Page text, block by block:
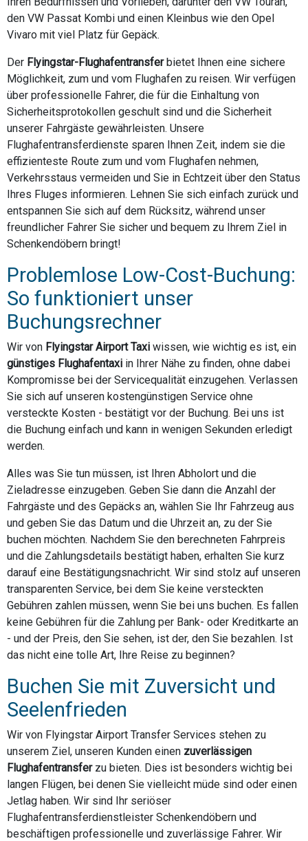
den VW Passat Kombi und einen Kleinbus wie den Opel
Vivaro mit viel Platz für Gepäck.
Der Flyingstar-Flughafentransferbietet Ihnen eine sichere
Möglichkeit, zum und vom Flughafen zu reisen. Wir verfügen
über professionelle Fahrer, die für die Einhaltung von
Sicherheitsprotokollen geschult sind und die Sicherheit
unserer Fahrgäste gewährleisten. Unsere
Flughafentransferdienste sparen Ihnen Zeit, indem sie die
effizienteste Route zum und vom Flughafen nehmen,
Verkehrsstaus vermeiden und Sie in Echtzeit über den Status
Ihres Fluges informieren. Lehnen Sie sich einfach zurück und
entspannen Sie sich auf dem Rücksitz, während unser
freundlicher Fahrer Sie sicher und bequem zu Ihrem Ziel in
Schenkendöbern bringt!
Problemlose Low-Cost-Buchung:
So funktioniert unser
Buchungsrechner
Wir von Flyingstar Airport Taxi wissen, wie wichtig es ist, ein
günstiges Flughafentaxi in Ihrer Nähe zu finden, ohne dabei
Kompromisse bei der Servicequalität einzugehen. Verlassen
Sie sich auf unseren kostengünstigen Service ohne
versteckte Kosten - bestätigt vor der Buchung. Bei uns ist
die Buchung einfach und kann in wenigen Sekunden erledigt
werden.
Alles was Sie tun müssen, ist Ihren Abholort und die
Zieladresse einzugeben. Geben Sie dann die Anzahl der
Fahrgäste und des Gepäcks an, wählen Sie Ihr Fahrzeug aus
und geben Sie das Datum und die Uhrzeit an, zu der Sie
buchen möchten. Nachdem Sie den berechneten Fahrpreis
und die Zahlungsdetails bestätigt haben, erhalten Sie kurz
darauf eine Bestätigungsnachricht. Wir sind stolz auf unseren
transparenten Service, bei dem Sie keine versteckten
Gebühren zahlen müssen, wenn Sie bei uns buchen. Es fallen
keine Gebühren für die Zahlung per Bank- oder Kreditkarte an
- und der Preis, den Sie sehen, ist der, den Sie bezahlen. Ist
das nicht eine tolle Art, Ihre Reise zu beginnen?
Buchen Sie mit Zuversicht und
Seelenfrieden
Wir von Flyingstar Airport Transfer Services stehen zu
unserem Ziel, unseren Kunden einen zuverlässigen
Flughafentransferzu bieten. Dies ist besonders wichtig bei
langen Flügen, bei denen Sie vielleicht müde sind oder einen
Jetlag haben. Wir sind Ihr seriöser
Flughafentransferdienstleister Schenkendöbern und
beschäftigen professionelle und zuverlässige Fahrer. Wir